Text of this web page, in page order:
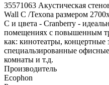
35571063 Акустическая
Wall C /Texona размером
C и цвета - Cranberry -
помещениях с повышенным
как: кинотеатры,
специальзированные
комнаты и т.д.
Производитель
Ecophon